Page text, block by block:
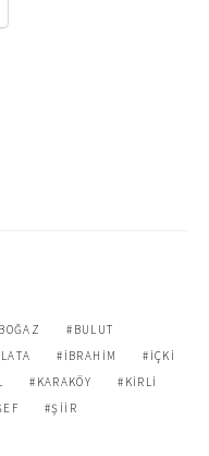
BOĞAZ
BULUT
IBRAHIM
İÇKI
KARAKÖY
KIRLI
ŞIIR